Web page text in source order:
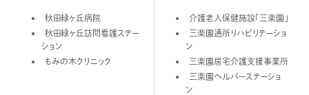
秋田緑ヶ丘病院
秋田緑ヶ丘訪問看護ステー
ション
もみの木クリニック
介護老人保健施設「三楽園」
三楽園通所リハビリテーショ
ン
三楽園居宅介護支援事業所
三楽園ヘルパーステーショ
ン